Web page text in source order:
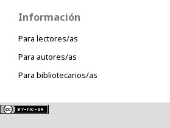
Información
Para lectores/as
Para autores/as
Para bibliotecarios/as